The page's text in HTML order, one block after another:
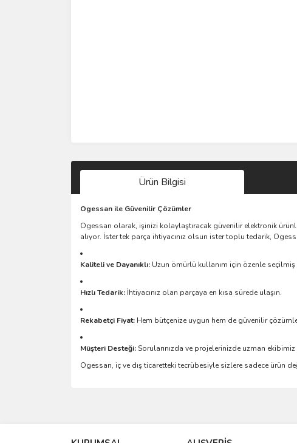
Ürün Bilgisi
Ogessan ile Güvenilir Çözümler
Ogessan olarak, işinizi kolaylaştıracak güvenilir elektronik
alıyor. İster tek parça ihtiyacınız olsun ister toplu tedarik,
Kaliteli ve Dayanıklı: Uzun ömürlü kullanım için özenle seçilmiş
Hızlı Tedarik: İhtiyacınız olan parçaya en kısa sürede ulaşın.
Rekabetçi Fiyat: Hem bütçenize uygun hem de güvenilir
Müşteri Desteği:Sorularınızda ve projelerinizde uzman ekibimiz
Ogessan, iç ve dış ticaretteki tecrübesiyle sizlere sadece ürün